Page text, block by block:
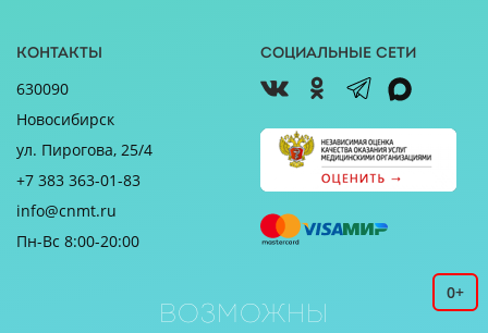
Контакты
630090
Новосибирск
ул. Пирогова, 25/4
+7 383 363-01-83
info@cnmt.ru
Пн-Вс 8:00-20:00
Социальные сети
0+
Возможны